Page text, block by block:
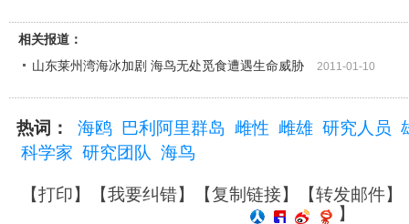
相关报道：
山东莱州湾海冰加剧 海鸟无处觅食遭遇生命威胁
2011-01-10
热词： 海鸥 巴利阿里群岛 雌性 雌雄 研究人员
科学家 研究团队 海鸟
【打印】【我要纠错】【复制链接】【转发邮件】
】